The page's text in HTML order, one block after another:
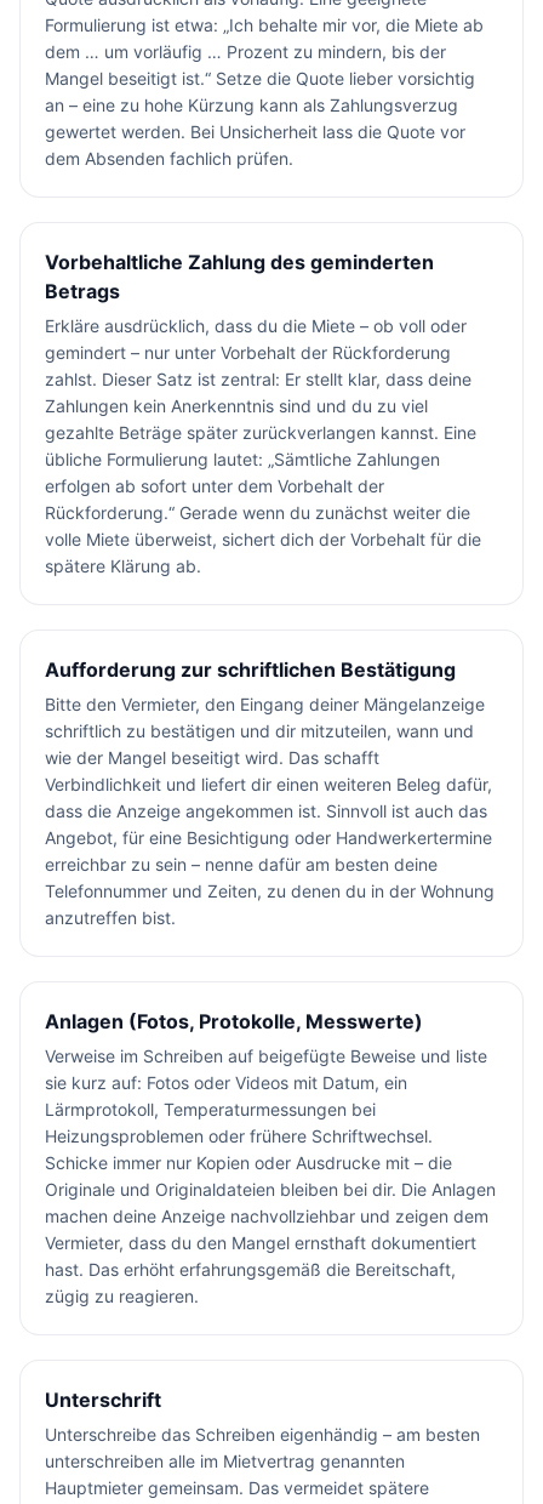
Formulierung ist etwa: „Ich behalte mir vor, die Miete ab
dem … um vorläufig … Prozent zu mindern, bis der
Mangel beseitigt ist.“ Setze die Quote lieber vorsichtig
an – eine zu hohe Kürzung kann als Zahlungsverzug
gewertet werden. Bei Unsicherheit lass die Quote vor
dem Absenden fachlich prüfen.
Vorbehaltliche Zahlung des geminderten
Betrags
Erkläre ausdrücklich, dass du die Miete – ob voll oder
gemindert – nur unter Vorbehalt der Rückforderung
zahlst. Dieser Satz ist zentral: Er stellt klar, dass deine
Zahlungen kein Anerkenntnis sind und du zu viel
gezahlte Beträge später zurückverlangen kannst. Eine
übliche Formulierung lautet: „Sämtliche Zahlungen
erfolgen ab sofort unter dem Vorbehalt der
Rückforderung.“ Gerade wenn du zunächst weiter die
volle Miete überweist, sichert dich der Vorbehalt für die
spätere Klärung ab.
Aufforderung zur schriftlichen Bestätigung
Bitte den Vermieter, den Eingang deiner Mängelanzeige
schriftlich zu bestätigen und dir mitzuteilen, wann und
wie der Mangel beseitigt wird. Das schafft
Verbindlichkeit und liefert dir einen weiteren Beleg dafür,
dass die Anzeige angekommen ist. Sinnvoll ist auch das
Angebot, für eine Besichtigung oder Handwerkertermine
erreichbar zu sein – nenne dafür am besten deine
Telefonnummer und Zeiten, zu denen du in der Wohnung
anzutreffen bist.
Anlagen (Fotos, Protokolle, Messwerte)
Verweise im Schreiben auf beigefügte Beweise und liste
sie kurz auf: Fotos oder Videos mit Datum, ein
Lärmprotokoll, Temperaturmessungen bei
Heizungsproblemen oder frühere Schriftwechsel.
Schicke immer nur Kopien oder Ausdrucke mit – die
Originale und Originaldateien bleiben bei dir. Die Anlagen
machen deine Anzeige nachvollziehbar und zeigen dem
Vermieter, dass du den Mangel ernsthaft dokumentiert
hast. Das erhöht erfahrungsgemäß die Bereitschaft,
zügig zu reagieren.
Unterschrift
Unterschreibe das Schreiben eigenhändig – am besten
unterschreiben alle im Mietvertrag genannten
Hauptmieter gemeinsam. Das vermeidet spätere